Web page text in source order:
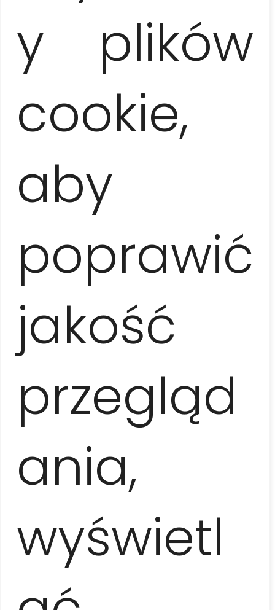
y plików
cookie,
aby
poprawić
jakość
przegląd
ania,
wyświetl
turystyką jesteśmy związani od 2001 r. jako
absolwenci studiów turystyki i rekreacji,
pasjonaci podróży, piloci wycieczek, rezydenci
Europa Środkowa, Bałkany, Półwysep Iberyjski,
Ameryka Południowa i Karaiby). Ale to właśnie
Kuba skradła nasze serca.
i wiedząchętnie dzielimy się z turystami z
całego świata. Współpracujemy z najlepszymi
lokalnymi przewodnikami
zespół ludzi kochających ten piękny kraj.
Zawsze staramy się być entuzjastycznymi
gospodarzami, którzy chcą jak najlepiej
zadbać o swoich Klientów. Lubimy
towarzystwo innych ludzi i nieustannie
poszukujemy nowych,
i fascynujących miejsc, które wzbogacają
Zapomnijcie o wycieczkach w stylu
korporacyjnym w 40-osobowych grupach!
Z nami możeciedoświadczyć prawdziwej
– poznacie namiętne szczegóły, liczne
oraz zejdziecie poza utarte szlaki. Zwiedzicie
autentyczną i niezapomnianą wyspę z jej
kolorowymi muralami, ulicami tętniącymi
opowieści naszych przewodników pomogą
Wam zrozumieć ten specyficzny i bardzo
różnorodny kraj.
Podróżując z nami macie pełną gwarancję
bezpieczeństwa. Firma HAVanna4U Usługi